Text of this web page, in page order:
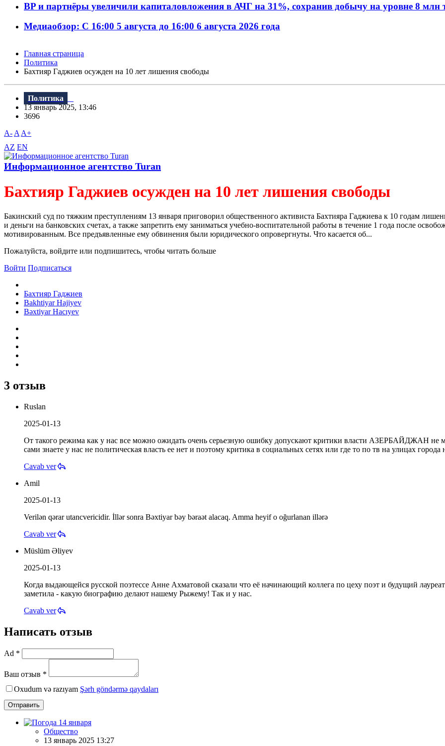
BP и партнёры увеличили капиталовложения в АЧГ на 31%, сохранив добычу на уровне 8 млн
Медиаобзор: С 16:00 5 августа до 16:00 6 августа 2026 года
Главная страница
Политика
Бахтияр Гаджиев осужден на 10 лет лишения свободы
Политика
13 январь 2025, 13:46
3696
A- A A+
AZ EN
Информационное агентство Turan
Бахтияр Гаджиев осужден на 10 лет лишения свободы
Бакинский суд по тяжким преступлениям 13 января приговорил общественного активиста Бахтияра Гаджиева к 10 годам
и деньги на банковских счетах, а также запретить ему заниматься учебно-воспитательной работы в течение 1 года после
мотивированным. Все предъявленные ему обвинения были юридического опровергнуты. Что касается об...
Пожалуйста, войдите или подпишитесь, чтобы читать больше
Войти Подписаться
Бахтияр Гаджиев
Bakhtiyar Hajiyev
Bəxtiyar Hacıyev
3 отзыв
Ruslan
2025-01-13
От такого режима как у нас все можно ожидать очень серьезную ошибку допускают критики власти АЗЕРБАЙДЖАН не
сами знаете у нас не политическая власть ее нет и поэтому критика в социальных сетях или где то по тв на улицах города
Cavab ver
Amil
2025-01-13
Verilən qərar utancvericidir. İllər sonra Bəxtiyar bəy bəraət alacaq. Amma heyif o oğurlanan illərə
Cavab ver
Müslüm Əliyev
2025-01-13
Когда выдающейся русской поэтессе Анне Ахматовой сказали что её начинающий коллега по цеху поэт и будущий
заметила - какую биографию делают нашему Рыжему! Так и у нас.
Cavab ver
Написать отзыв
Ad *
Ваш отзыв *
Oxudum və razıyam Şərh göndərmə qaydaları
Отправить
Общество
13 январь 2025 13:27